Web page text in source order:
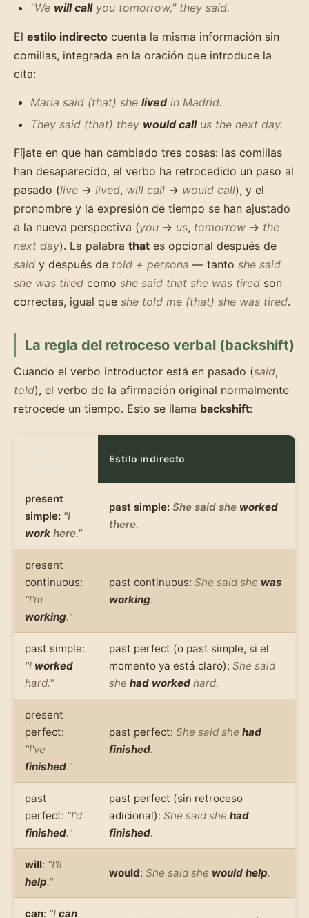
"We will callyou tomorrow," they said.
El estilo indirecto cuenta la misma información sin
comillas, integrada en la oración que introduce la
cita:
Maria said (that) she livedin Madrid.
They said (that) they would callus the next day.
Fíjate en que han cambiado tres cosas: las comillas
han desaparecido, el verbo ha retrocedido un paso al
pasado (live → lived, will call → would call), y el
pronombre y la expresión de tiempo se han ajustado
a la nueva perspectiva (you → us, tomorrow → the
next day). La palabra that es opcional después de
said y después de told + persona — tanto she said
she was tired como she said that she was tired son
correctas, igual que she told me (that) she was tired.
La regla del retroceso verbal (backshift)
Cuando el verbo introductor está en pasado (said,
told), el verbo de la afirmación original normalmente
retrocede un tiempo. Esto se llama backshift:
Estilo indirecto
present
simple: "I
work here."
past simple: She said she worked
there.
present
continuous:
"I'm
working."
past continuous: She said she was
working.
past simple:
"I worked
hard."
past perfect (o past simple, si el
momento ya está claro): She said
she had worked hard.
present
perfect:
"I've
finished."
past perfect: She said she had
finished.
past
perfect: "I'd
finished."
past perfect (sin retroceso
adicional): She said she had
finished.
will: "I'll
help."
would: She said she would help.
can: "I can